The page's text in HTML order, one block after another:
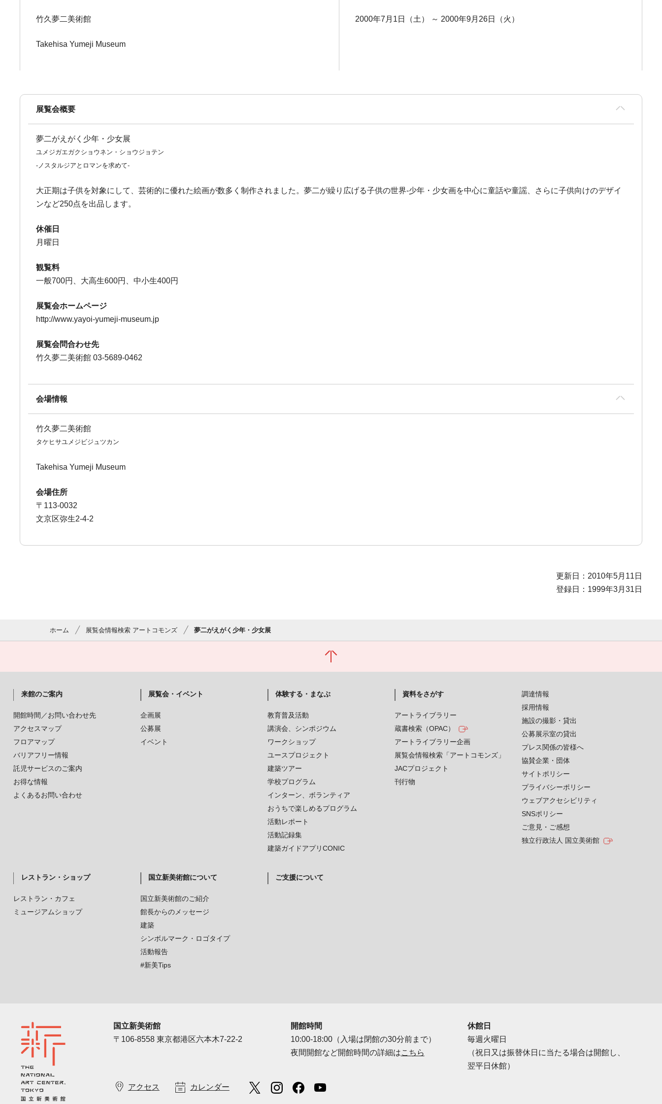
竹久夢二美術館
Takehisa Yumeji Museum
2000年7月1日（土） ～ 2000年9月26日（火）
展覧会概要
夢二がえがく少年・少女展
ユメジガエガクショウネン・ショウジョテン
-ノスタルジアとロマンを求めて-
大正期は子供を対象にして、芸術的に優れた絵画が数多く制作されました。夢二が繰り広げる子供の世界-少年・少女画を中心に童話や童謡、さらに子供向けのデザイ
ンなど250点を出品します。
休催日
月曜日
観覧料
一般700円、大高生600円、中小生400円
展覧会ホームページ
http://www.yayoi-yumeji-museum.jp
展覧会問合わせ先
竹久夢二美術館 03-5689-0462
会場情報
竹久夢二美術館
タケヒサユメジビジュツカン
Takehisa Yumeji Museum
会場住所
〒113-0032
文京区弥生2-4-2
更新日：2010年5月11日
登録日：1999年3月31日
ホーム 展覧会情報検索 アートコモンズ 夢二がえがく少年・少女展
来館のご案内
開館時間／お問い合わせ先
アクセスマップ
フロアマップ
バリアフリー情報
託児サービスのご案内
お得な情報
よくあるお問い合わせ
展覧会・イベント
企画展
公募展
イベント
体験する・まなぶ
教育普及活動
講演会、シンポジウム
ワークショップ
ユースプロジェクト
建築ツアー
学校プログラム
インターン、ボランティア
おうちで楽しめるプログラム
活動レポート
活動記録集
建築ガイドアプリCONIC
資料をさがす
アートライブラリー
蔵書検索（OPAC）
アートライブラリー企画
展覧会情報検索「アートコモンズ」
JACプロジェクト
刊行物
レストラン・ショップ
レストラン・カフェ
ミュージアムショップ
国立新美術館について
国立新美術館のご紹介
館長からのメッセージ
建築
シンボルマーク・ロゴタイプ
活動報告
#新美Tips
ご支援について
調達情報
採用情報
施設の撮影・貸出
公募展示室の貸出
プレス関係の皆様へ
協賛企業・団体
サイトポリシー
プライバシーポリシー
ウェブアクセシビリティ
SNSポリシー
ご意見・ご感想
独立行政法人 国立美術館
国立新美術館
〒106-8558 東京都港区六本木7-22-2
開館時間
10:00-18:00（入場は閉館の30分前まで）
夜間開館など開館時間の詳細はこちら
休館日
毎週火曜日
（祝日又は振替休日に当たる場合は開館し、
翌平日休館）
アクセス カレンダー